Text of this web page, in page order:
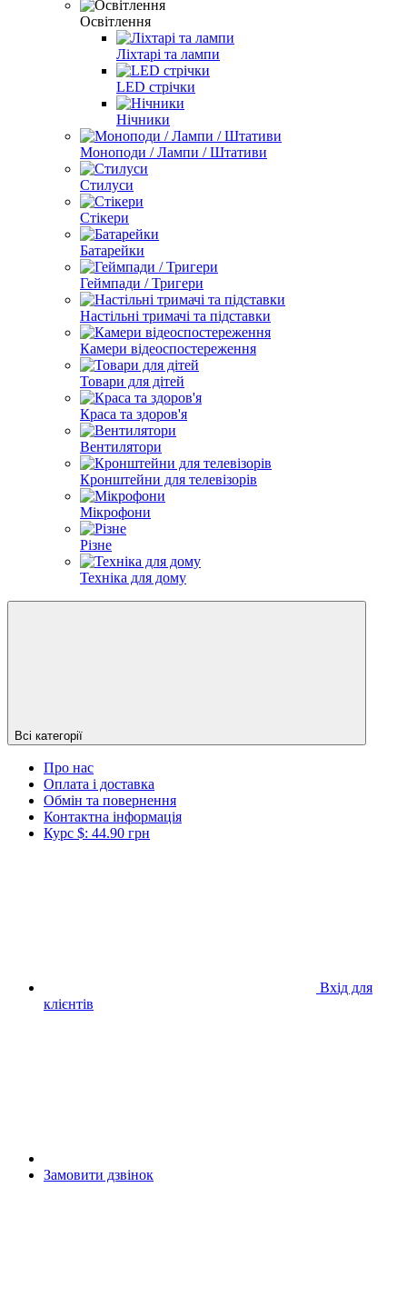
Освітлення
Ліхтарі та лампи
LED стрічки
Нічники
Моноподи / Лампи / Штативи
Стилуси
Стікери
Батарейки
Геймпади / Тригери
Настільні тримачі та підставки
Камери відеоспостереження
Товари для дітей
Краса та здоров'я
Вентилятори
Кронштейни для телевізорів
Мікрофони
Різне
Техніка для дому
Всі категорії
Про нас
Оплата і доставка
Обмін та повернення
Контактна інформація
Курс $: 44.90 грн
Вхід для
клієнтів
Замовити дзвінок